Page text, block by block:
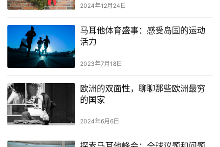
首
旅
攻
生
活
南
2024年12月24日
马耳他体育盛事：感受岛国的运动
活力
2023年7月18日
欧洲的双面性，聊聊那些欧洲最穷
的国家
2024年6月6日